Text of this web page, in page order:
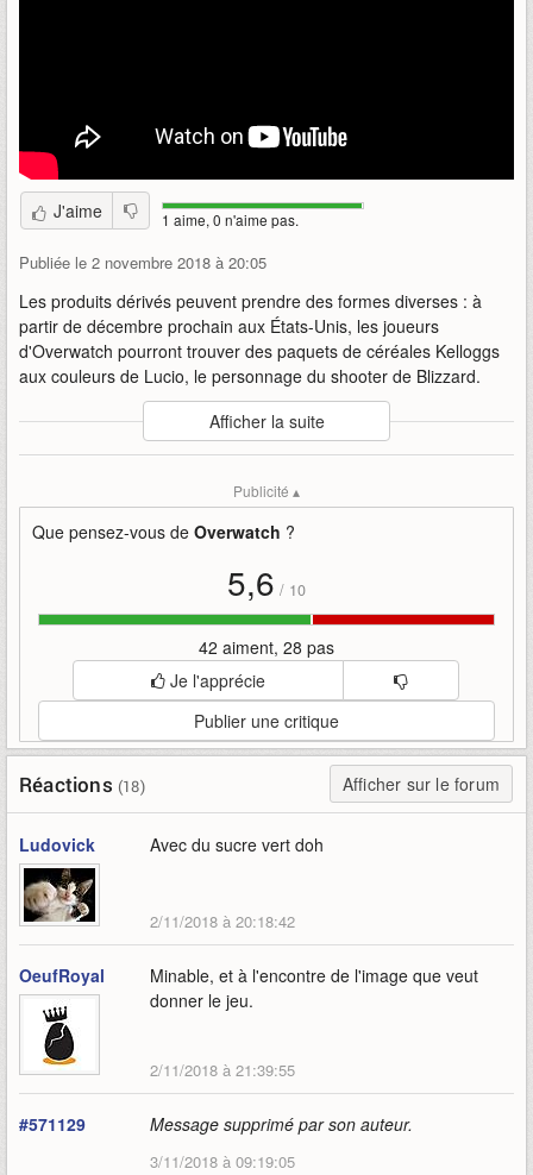
J'aime 1 aime, 0 n'aime pas.
Publiée le 2 novembre 2018 à 20:05
Les produits dérivés peuvent prendre des formes diverses : à
partir de décembre prochain aux États-Unis, les joueurs
d'Overwatch pourront trouver des paquets de céréales Kelloggs
aux couleurs de Lucio, le personnage du shooter de Blizzard.
Auteur
Blizzard*
: Uther
céréales-kelloggs lucio
Afficher la suite
Publicité ▴
Que pensez-vous de Overwatch ?
5,6 / 10
42 aiment, 28 pas
Je l'apprécie
Publier une critique
Réactions (18) Afficher sur le forum
Ludovick Avec du sucre vert doh
2/11/2018 à 20:18:42
OeufRoyal
Minable, et à l'encontre de l'image que veut
donner le jeu.
2/11/2018 à 21:39:55
#571129 Message supprimé par son auteur.
3/11/2018 à 09:19:05